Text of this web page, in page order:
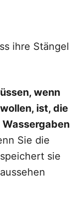
ihre Stängel
wenn
ist, die
Sie die
sie